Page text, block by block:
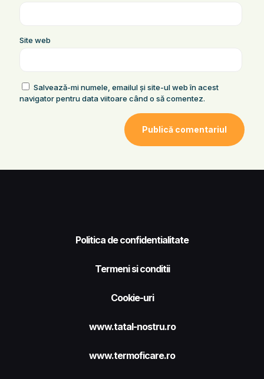
Site web
Salvează-mi numele, emailul și site-ul web în acest
navigator pentru data viitoare când o să comentez.
Politica de confidentialitate
Termeni si conditii
Cookie-uri
www.tatal-nostru.ro
www.termoficare.ro